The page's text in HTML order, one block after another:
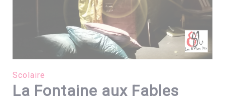
Scolaire
La Fontaine aux Fables